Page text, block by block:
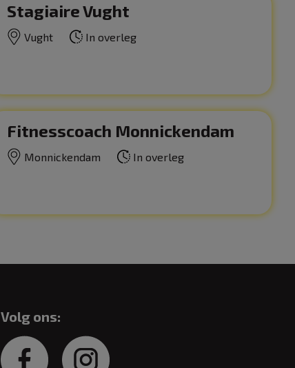
Stagiaire Vught
Vught In overleg
Fitnesscoach Monnickendam
Monnickendam In overleg
Volg ons: